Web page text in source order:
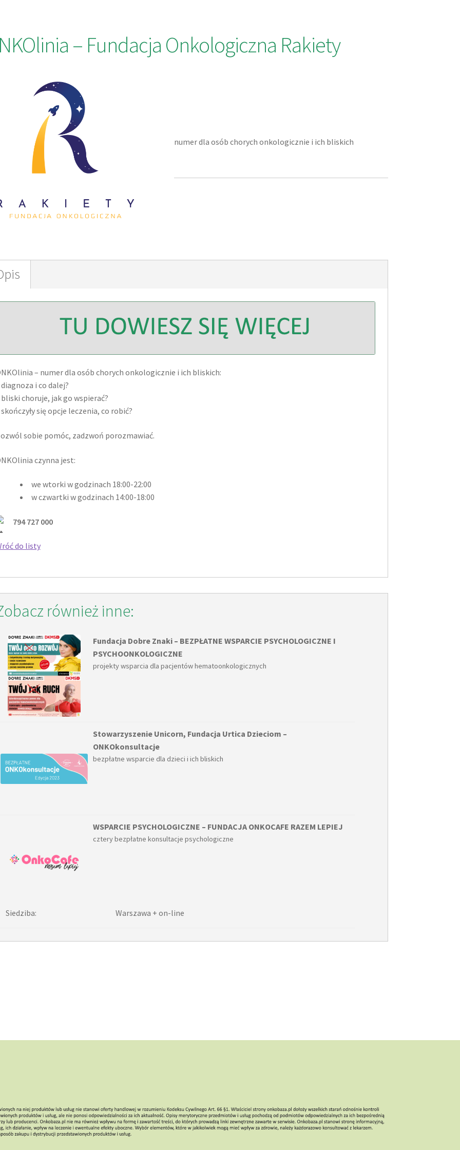
– Fundacja Onkologiczna Rakiety
numer dla osób chorych onkologicznie i ich bliskich
– numer dla osób chorych onkologicznie i ich bliskich:
i co dalej?
choruje, jak go wspierać?
się opcje leczenia, co robić?
sobie pomóc, zadzwoń porozmawiać.
czynna jest:
we wtorki w godzinach 18:00-22:00
w czwartki w godzinach 14:00-18:00
794 727 000
do listy
również inne:
Fundacja Dobre Znaki – BEZPŁATNE WSPARCIE PSYCHOLOGICZNE I
PSYCHOONKOLOGICZNE
projekty wsparcia dla pacjentów hematoonkologicznych
Stowarzyszenie Unicorn, Fundacja Urtica Dzieciom –
ONKOkonsultacje
bezpłatne wsparcie dla dzieci i ich bliskich
WSPARCIE PSYCHOLOGICZNE – FUNDACJA ONKOCAFE RAZEM LEPIEJ
cztery bezpłatne konsultacje psychologiczne
Siedziba: Warszawa + on-line